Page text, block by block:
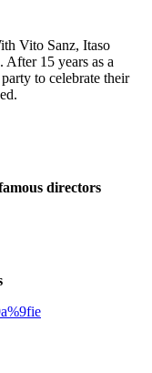
Vito Sanz, Itaso
15 years as a
to celebrate their
directors